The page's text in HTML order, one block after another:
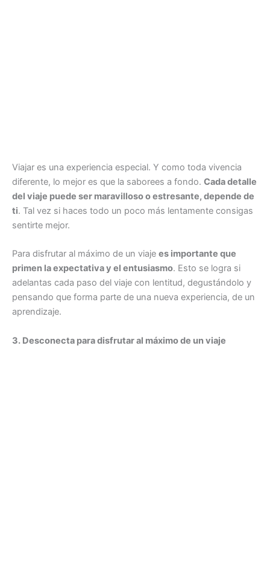
Viajar es una experiencia especial. Y como toda vivencia
diferente, lo mejor es que la saborees a fondo. Cada detalle
del viaje puede ser maravilloso o estresante, depende de
ti. Tal vez si haces todo un poco más lentamente consigas
sentirte mejor.
Para disfrutar al máximo de un viaje es importante que
primen la expectativa y el entusiasmo. Esto se logra si
adelantas cada paso del viaje con lentitud, degustándolo y
pensando que forma parte de una nueva experiencia, de un
aprendizaje.
3. Desconecta para disfrutar al máximo de un viaje